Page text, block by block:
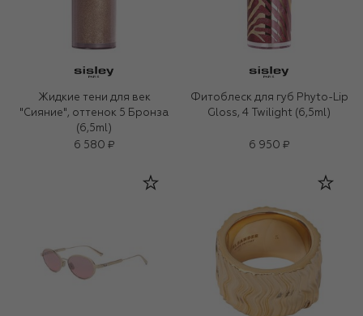
Жидкие тени для век
"Сияние", оттенок 5 Бронза
(6,5ml)
6 580 ₽
Фитоблеск для губ Phyto-Lip
Gloss, 4 Twilight (6,5ml)
6 950 ₽